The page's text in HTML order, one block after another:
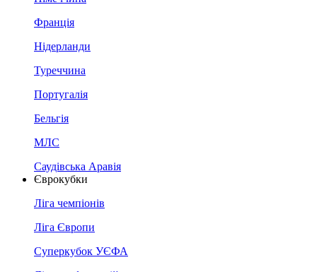
Франція
Нідерланди
Туреччина
Португалія
Бельгія
МЛС
Саудівська Аравія
Єврокубки
Ліга чемпіонів
Ліга Європи
Суперкубок УЄФА